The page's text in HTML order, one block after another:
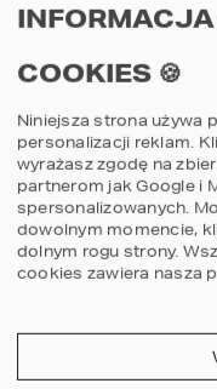
COOKIES 🍪
Niniejsza strona używa
personalizacji reklam.
wyrażasz zgodę na
partnerom jak Google i
spersonalizowanych.
dowolnym momencie,
dolnym rogu strony.
cookies zawiera nasza